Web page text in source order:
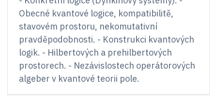
Obecné kvantové logice, kompatibilitě,
stavovém prostoru, nekomutativní
pravděpodobnosti. - Konstrukci kvantových
logik. - Hilbertových a prehilbertových
prostorech. - Nezávislostech operátorových
algeber v kvantové teorii pole.